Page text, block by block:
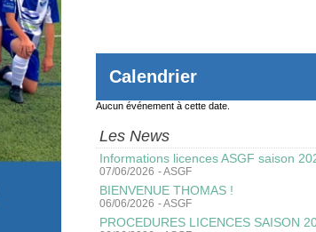
Calendrier
Aucun événement à cette date.
Les News
Informations licences ASGF saison
07/06/2026 -ASGF
BIENVENUE THOMAS !
06/06/2026 -ASGF
PROCEDURES LICENCES SAISON